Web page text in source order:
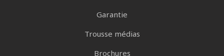
Garantie
Trousse médias
Brochures